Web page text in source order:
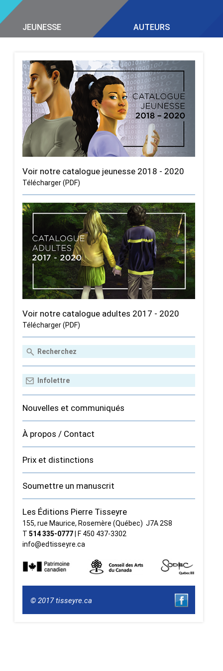
JEUNESSE AUTEURS
Voir notre catalogue jeunesse 2018 - 2020
Télécharger (PDF)
Voir notre catalogue adultes 2017 - 2020
Télécharger (PDF)
Nouvelles et communiqués
À propos / Contact
Prix et distinctions
Soumettre un manuscrit
Les Éditions Pierre Tisseyre
155, rue Maurice, Rosemère (Québec) J7A 2S8
T 514 335‑0777| F 450 437‑3302
info@edtisseyre.ca
© 2017 tisseyre.ca